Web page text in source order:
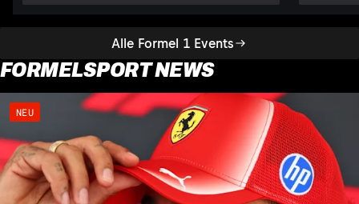
Alle Formel 1 Events
FORMELSPORT NEWS
NEU